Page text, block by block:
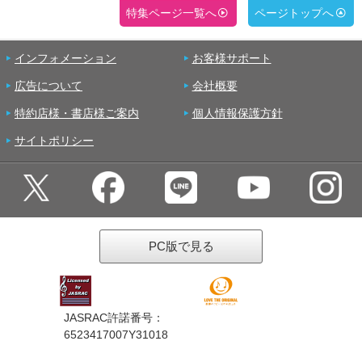
特集ページ一覧へ ページトップへ
インフォメーション お客様サポート
広告について 会社概要
特約店様・書店様ご案内 個人情報保護方針
サイトポリシー
PC版で見る
JASRAC許諾番号：
6523417007Y31018